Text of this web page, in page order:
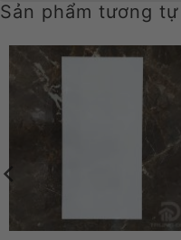
Sản phẩm tương tự